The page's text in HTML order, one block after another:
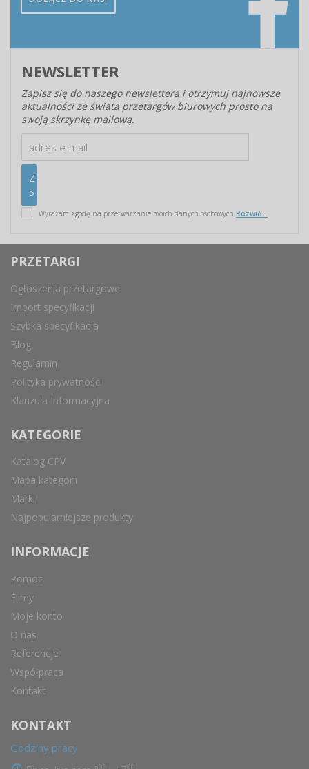
NEWSLETTER
Zapisz się do naszego newslettera i otrzymuj najnowsze
aktualności ze świata przetargów biurowych prosto na
swoją skrzynkę mailową.
Wyrażam zgodę na przetwarzanie moich danych osobowych Rozwiń...
PRZETARGI
Ogłoszenia przetargowe
Import specyfikacji
Szybka specyfikacja
Blog
Regulamin
Polityka prywatności
Klauzula Informacyjna
KATEGORIE
Katalog CPV
Mapa kategorii
Marki
Najpopularniejsze produkty
INFORMACJE
Pomoc
Filmy
Moje konto
O nas
Referencje
Współpraca
Kontakt
KONTAKT
Godziny pracy